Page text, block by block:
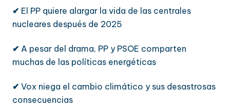
✔ El PP quiere alargar la vida de las centrales
nucleares después de 2025
✔ A pesar del drama, PP y PSOE comparten
muchas de las políticas energéticas
✔ Vox niega el cambio climático y sus desastrosas
consecuencias